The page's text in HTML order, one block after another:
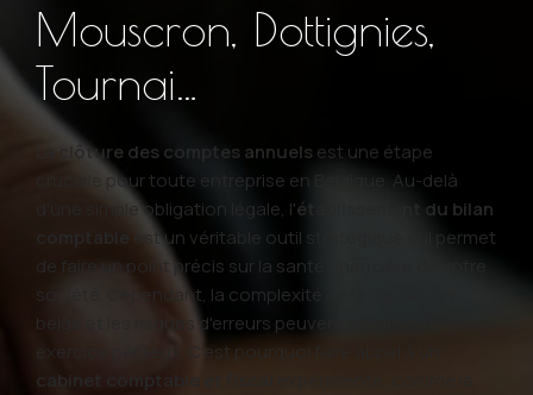
Mouscron, Dottignies,
Tournai…
clôture des comptes annuels est une étape
cruciale pour toute entreprise en Belgique. Au-delà
d'une simple obligation légale, l'établissement du bilan
est un véritable outil stratégique qui permet
de faire un point précis sur la santé financière de votre
société. Cependant, la complexité de la législation
belge et les risques d'erreurs peuvent rendre cet
exercice périlleux. C'est pourquoi faire appel à un
cabinet comptable et fiscal